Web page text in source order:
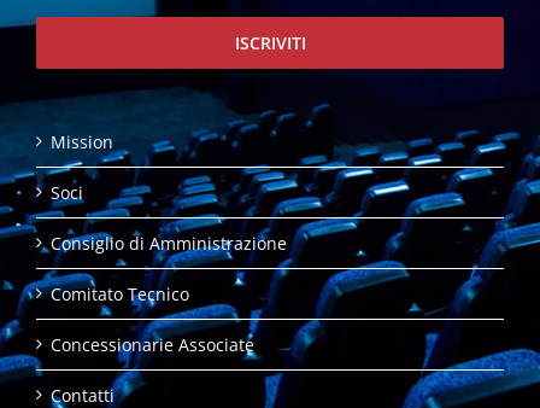
ISCRIVITI
Mission
Soci
Consiglio di Amministrazione
Comitato Tecnico
Concessionarie Associate
Contatti